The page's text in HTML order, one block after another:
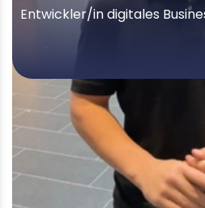
Entwickler/in digitales